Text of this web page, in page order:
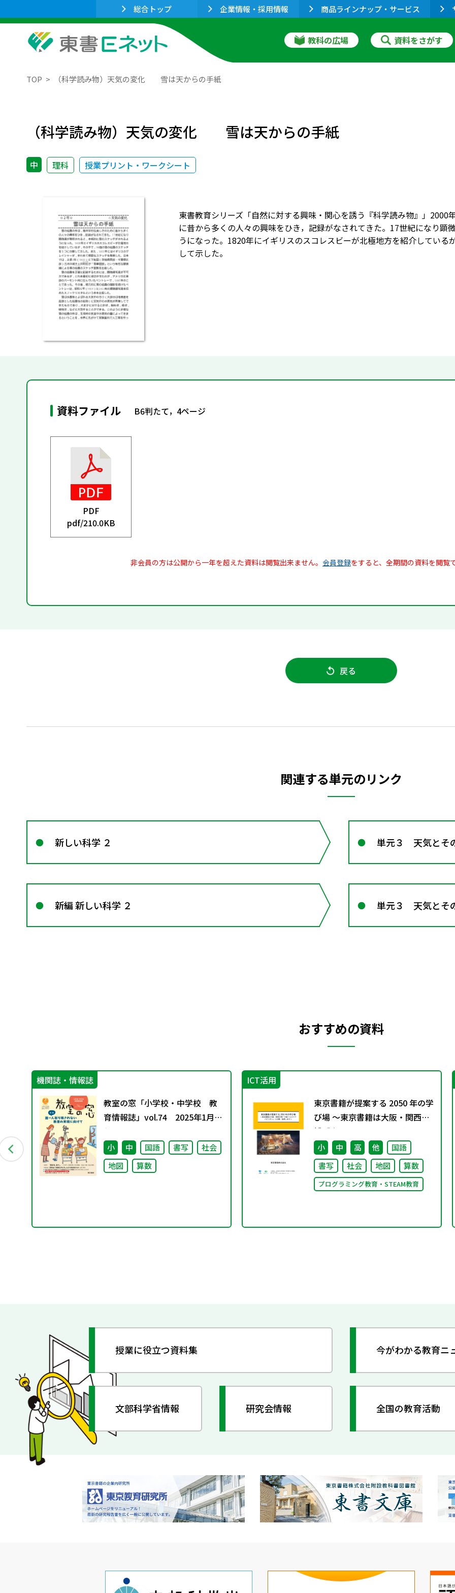
総合トップ 企業情報・採用情報 商品ラインナップ・サービス
教科の広場 資料をさがす
TOP （科学読み物）天気の変化 雪は天からの手紙
（科学読み物）天気の変化 雪は天からの手紙
中 理科 授業プリント・ワークシート
東書教育シリーズ「自然に対する興味・関心を誘う『科学読み物』」
に昔から多くの人々の興味をひき，記録がなされてきた。17世紀になり顕
うになった。1820年にイギリスのスコレスビーが北極地方を紹介してい
して示した。
資料ファイル B6判たて，4ページ
PDF
pdf/210.0KB
非会員の方は公開から一年を超えた資料は閲覧出来ません。 会員登録をすると、全期間の資料を閲覧
戻る
関連する単元のリンク
新しい科学 ２ 単元３ 天気とそ
新編 新しい科学 ２ 単元３ 天気とそ
おすすめの資料
機関誌・情報誌
教室の窓「小学校・中学校 教
育情報誌」vol.74 2025年1月発
行
小 中 国語 書写
社会
地図
算数
ICT活用
東京書籍が提案する 2050 年の学
び場 ～東京書籍は大阪・関西万
博「大阪ヘルスケア パビリオ
ン」に出展・協賛します～
小 中 高 他
国語
書写
社会 地図 算数
プログラミング教育・STEAM教育
授業に役立つ資料集 今がわかる教育ニ
文部科学省情報 研究会情報 全国の教育活動